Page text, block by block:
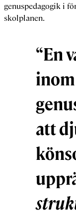
genuspedagogik i
skolplanen.
“En
inom
att